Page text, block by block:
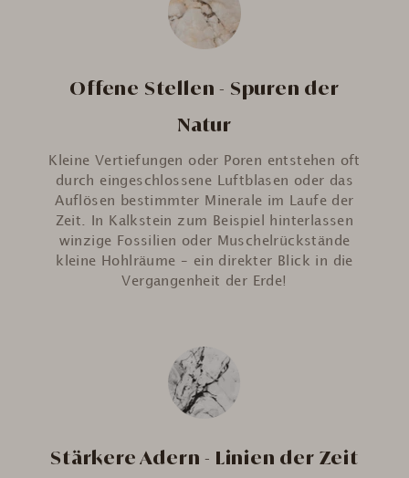
Offene Stellen - Spuren der
Natur
Kleine Vertiefungen oder Poren entstehen oft
durch eingeschlossene Luftblasen oder das
Auflösen bestimmter Minerale im Laufe der
Zeit. In Kalkstein zum Beispiel hinterlassen
winzige Fossilien oder Muschelrückstände
kleine Hohlräume – ein direkter Blick in die
Vergangenheit der Erde!
Stärkere Adern - Linien der Zeit